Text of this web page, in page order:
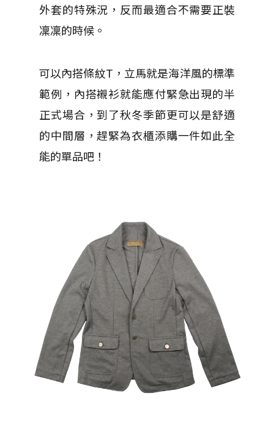
外套的特殊況，反而最適合不需要正裝
凜凜的時候。
可以內搭條紋T，立馬就是海洋風的標準
範例，內搭襯衫就能應付緊急出現的半
正式場合，到了秋冬季節更可以是舒適
的中間層，趕緊為衣櫃添購一件如此全
能的單品吧！